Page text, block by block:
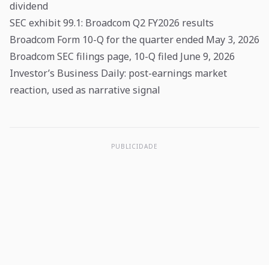
dividend
SEC exhibit 99.1: Broadcom Q2 FY2026 results
Broadcom Form 10-Q for the quarter ended May 3, 2026
Broadcom SEC filings page, 10-Q filed June 9, 2026
Investor’s Business Daily: post-earnings market
reaction, used as narrative signal
PUBLICIDADE